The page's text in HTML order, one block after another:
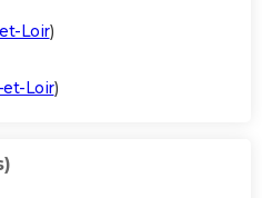
Loir)
et-Loir)